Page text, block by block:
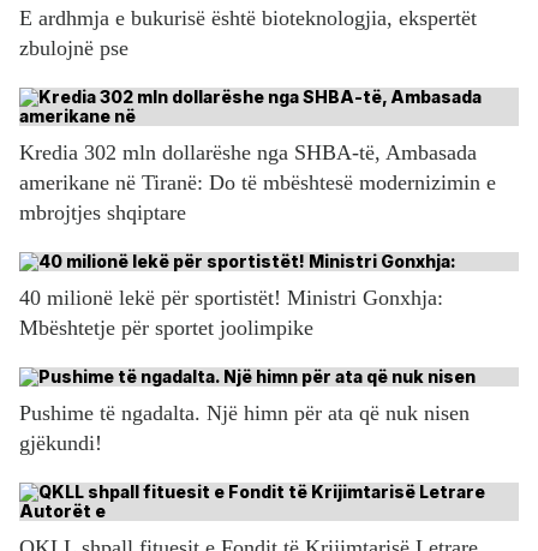
E ardhmja e bukurisë është bioteknologjia, ekspertët
zbulojnë pse
Kredia 302 mln dollarëshe nga SHBA-të, Ambasada
amerikane në Tiranë: Do të mbështesë modernizimin e
mbrojtjes shqiptare
40 milionë lekë për sportistët! Ministri Gonxhja:
Mbështetje për sportet joolimpike
Pushime të ngadalta. Një himn për ata që nuk nisen
gjëkundi!